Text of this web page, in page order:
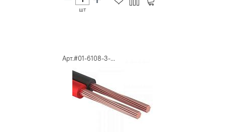
шт
Арт.#01-6108-3-...